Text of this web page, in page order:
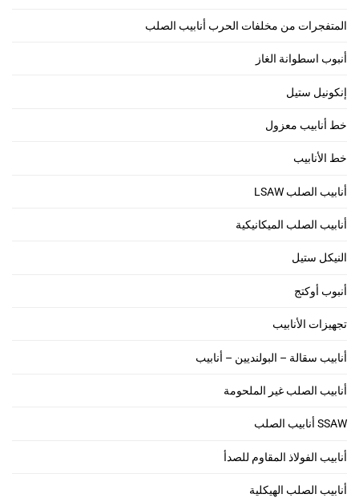
المتفجرات من مخلفات الحرب أنابيب الصلب
أنبوب اسطوانة الغاز
إنكونيل ستيل
خط أنابيب معزول
خط الأنابيب
أنابيب الصلب LSAW
أنابيب الصلب الميكانيكية
النيكل ستيل
أنبوب أوكتج
تجهيزات الأنابيب
أنابيب سقالة – البولنديين – أنابيب
أنابيب الصلب غير الملحومة
SSAW أنابيب الصلب
أنابيب الفولاذ المقاوم للصدأ
أنابيب الصلب الهيكلية